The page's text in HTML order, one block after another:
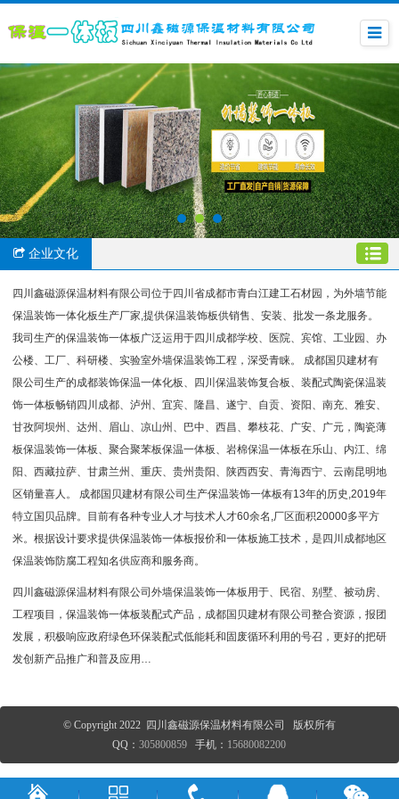
企业文化
四川鑫磁源保温材料有限公司位于四川省成都市青白江建工石材园，为外墙节能
保温装饰一体化板生产厂家,提供保温装饰板供销售、安装、批发一条龙服务。
我司生产的保温装饰一体板广泛运用于四川成都学校、医院、宾馆、工业园、办
公楼、工厂、科研楼、实验室外墙保温装饰工程，深受青睐。 成都国贝建材有
限公司生产的成都装饰保温一体化板、四川保温装饰复合板、装配式陶瓷保温装
饰一体板畅销四川成都、泸州、宜宾、隆昌、遂宁、自贡、资阳、南充、雅安、
甘孜阿坝州、达州、眉山、凉山州、巴中、西昌、攀枝花、广安、广元，陶瓷薄
板保温装饰一体板、聚合聚苯板保温一体板、岩棉保温一体板在乐山、内江、绵
阳、西藏拉萨、甘肃兰州、重庆、贵州贵阳、陕西西安、青海西宁、云南昆明地
区销量喜人。 成都国贝建材有限公司生产保温装饰一体板有13年的历史,2019年
特立国贝品牌。目前有各种专业人才与技术人才60余名,厂区面积20000多平方
米。根据设计要求提供保温装饰一体板报价和一体板施工技术，是四川成都地区
保温装饰防腐工程知名供应商和服务商。
四川鑫磁源保温材料有限公司 外墙保温装饰一体板用于、民宿、别墅、被动房、
工程项目，保温装饰一体板装配式产品，成都国贝建材有限公司整合资源，报团
发展，积极响应政府绿色环保装配式低能耗和固废循环利用的号召，更好的把研
发创新产品推广和普及应用…
© Copyright 2022 四川鑫磁源保温材料有限公司 版权所有
QQ：305800859 手机： 15680082200